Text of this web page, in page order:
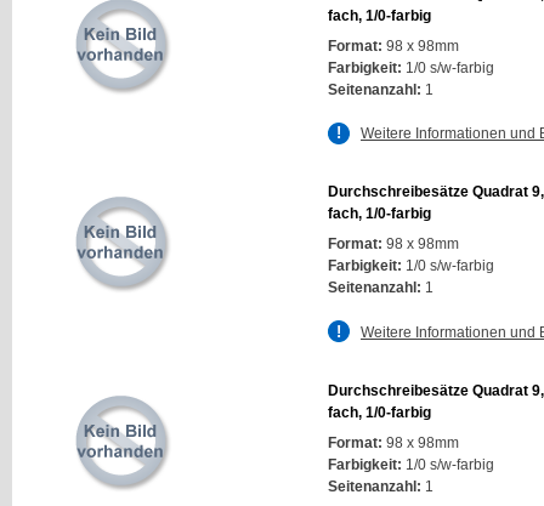
fach, 1/0-farbig
Format: 98 x 98mm
Farbigkeit: 1/0 s/w-farbig
Seitenanzahl: 1
Weitere Informationen und
Durchschreibesätze Quadrat
fach, 1/0-farbig
Format: 98 x 98mm
Farbigkeit: 1/0 s/w-farbig
Seitenanzahl: 1
Weitere Informationen und
Durchschreibesätze Quadrat
fach, 1/0-farbig
Format: 98 x 98mm
Farbigkeit: 1/0 s/w-farbig
Seitenanzahl: 1